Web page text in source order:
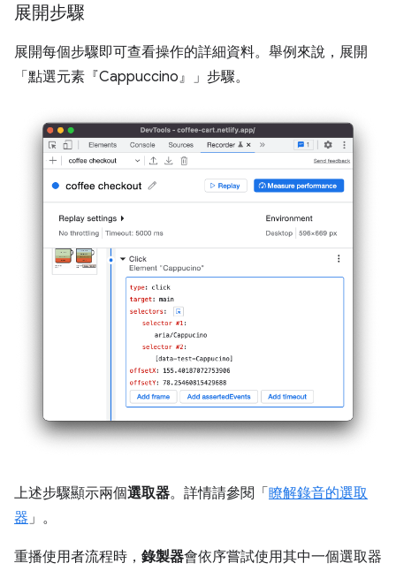
展開步驟
展開每個步驟即可查看操作的詳細資料。舉例來說，展開
「點選元素『Cappuccino』」 步驟。
上述步驟顯示兩個選取器。詳情請參閱「瞭解錄音的選取
器 」。
重播使用者流程時， 錄製器會依序嘗試使用其中一個選取器